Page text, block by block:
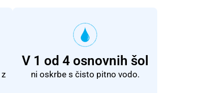
V 1 od 4 osnovnih šol
ni oskrbe s čisto pitno vodo.